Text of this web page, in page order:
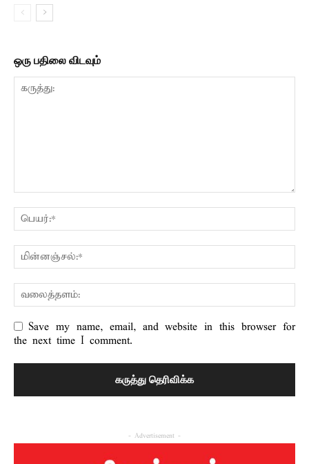
ஒரு பதிலை விடவும்
Save my name, email, and website in this browser for
the next time I comment.
- Advertisement -